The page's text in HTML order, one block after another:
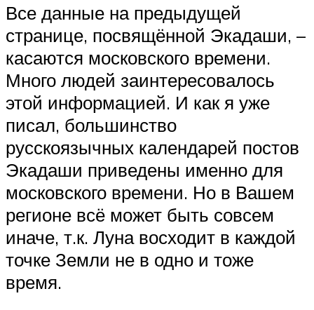
Все данные на предыдущей
странице, посвящённой Экадаши, –
касаются московского времени.
Много людей заинтересовалось
этой информацией. И как я уже
писал, большинство
русскоязычных календарей постов
Экадаши приведены именно для
московского времени. Но в Вашем
регионе всё может быть совсем
иначе, т.к. Луна восходит в каждой
точке Земли не в одно и тоже
время.